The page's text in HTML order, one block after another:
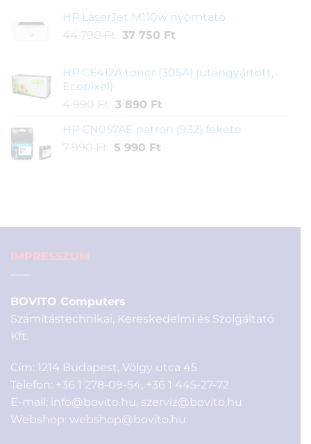
was:
6
is:
3
HP LaserJet M110w nyomtató
44 790 Ft
Original
44
37 750 FtCurrent
37
HP CE412A toner (305A) (utángyártott,
Ecopixel)
4 990 Ft
Original
was:
4
3 890 FtCurrent
is:
HP CN057AE patron (932) fekete
7 990 Ft
Original
5 990 FtCurrent
IMPRESSZUM
BOVITO Computers
Számítástechnikai, Kereskedelmi és Szolgáltató
Kft.
Cím: 1214 Budapest, Völgy utca 45.
Telefon: +36 1 278-09-54, +36 1 445-27-72
E-mail: info@bovito.hu, szerviz@bovito.hu
Webshop: webshop@bovito.hu